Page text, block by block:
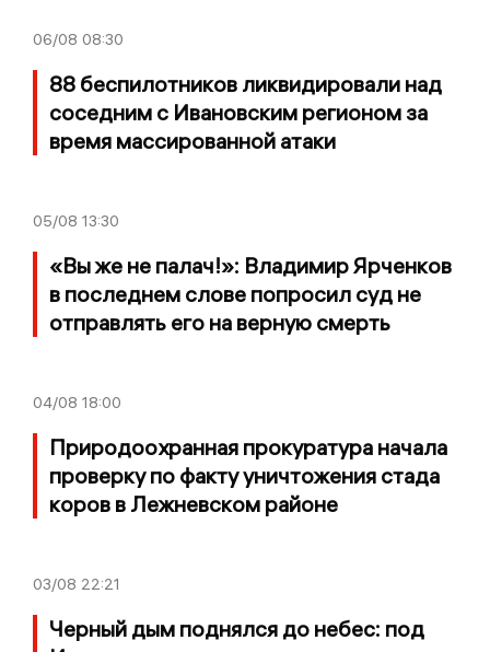
06/08 08:30
88 беспилотников ликвидировали над
соседним с Ивановским регионом за
время массированной атаки
05/08 13:30
«Вы же не палач!»: Владимир Ярченков
в последнем слове попросил суд не
отправлять его на верную смерть
04/08 18:00
Природоохранная прокуратура начала
проверку по факту уничтожения стада
коров в Лежневском районе
03/08 22:21
Черный дым поднялся до небес: под